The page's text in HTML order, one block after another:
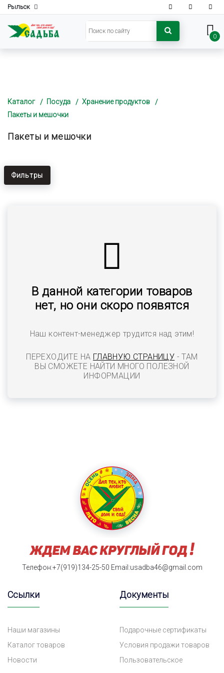
Рыльск
0
Каталог Посуда
Хранение продуктов
Пакеты и мешочки
Пакеты и мешочки
Фильтры
В данной категории товаров
нет, но они скоро появятся
Наш контент-менеджер трудится над этим!
ПЕРЕХОДИТЕ НА ГЛАВНУЮ СТРАНИЦУ - ТАМ
ВЫ СМОЖЕТЕ НАЙТИ МНОГО ПОЛЕЗНОЙ
ИНФОРМАЦИИ
Телефон:+7(919)134-25-50 Email:usadba46@gmail.com
Ссылки
Наши магазины
Каталог товаров
Новости
Документы
Подарочные сертификаты
Условия продажи товаров
Пользовательское